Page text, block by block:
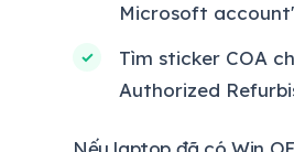
Microsoft
Tìm sticker COA
Authorized